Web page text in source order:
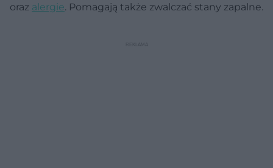
oraz alergie. Pomagają także zwalczać stany zapalne.